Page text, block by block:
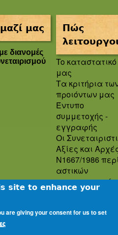
μας
διανομές
Πώς
To καταστατικό
μας
Τα κριτήρια
προιόντων μας
Έντυπο
συμμετοχής -
εγγραφής
Οι
Αξίες και
Ν1667/1986
αστικών
συνεταιρισμών
Πολιτική
Oροι και
site to enhance your
are giving your consent for us to set